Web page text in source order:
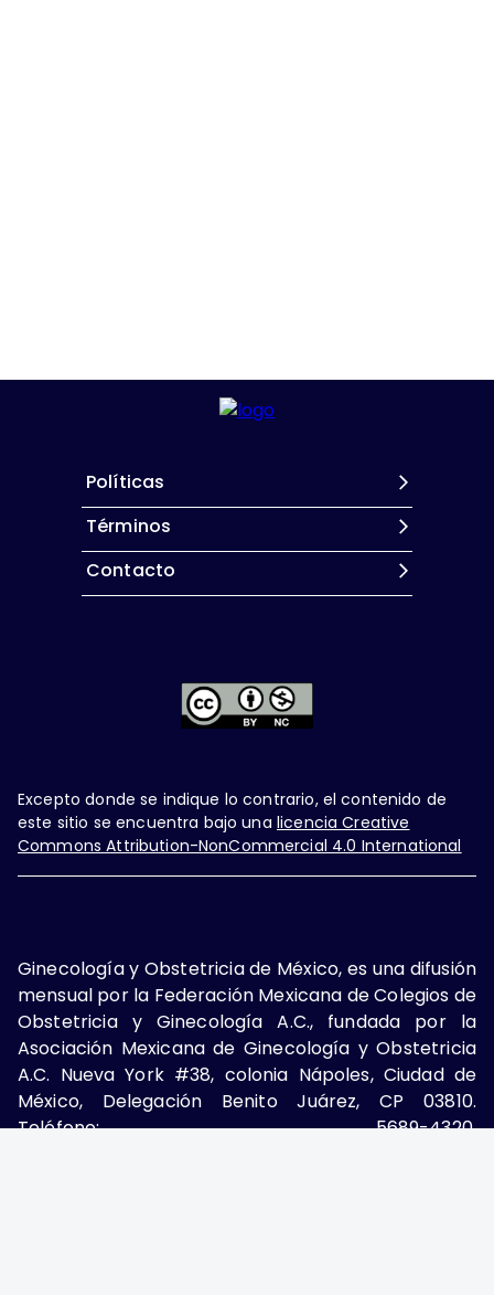
Políticas
Términos
Contacto
Excepto donde se indique lo contrario, el contenido de
este sitio se encuentra bajo una licencia Creative
Commons Attribution-NonCommercial 4.0 International
Ginecología y Obstetricia de México, es una difusión
mensual por la Federación Mexicana de Colegios de
Obstetricia y Ginecología A.C., fundada por la
Asociación Mexicana de Ginecología y Obstetricia
A.C. Nueva York #38, colonia Nápoles, Ciudad de
México, Delegación Benito Juárez, CP 03810.
Teléfono: 5689-4320,